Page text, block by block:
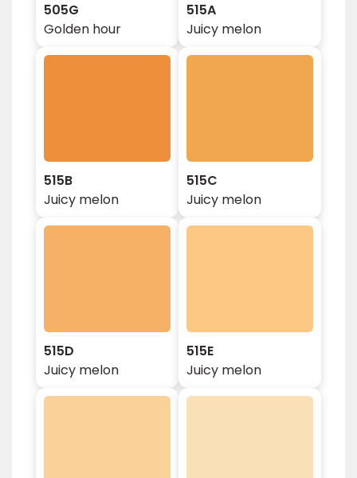
505G
Golden hour
515A
Juicy melon
515B
Juicy melon
515C
Juicy melon
515D
Juicy melon
515E
Juicy melon